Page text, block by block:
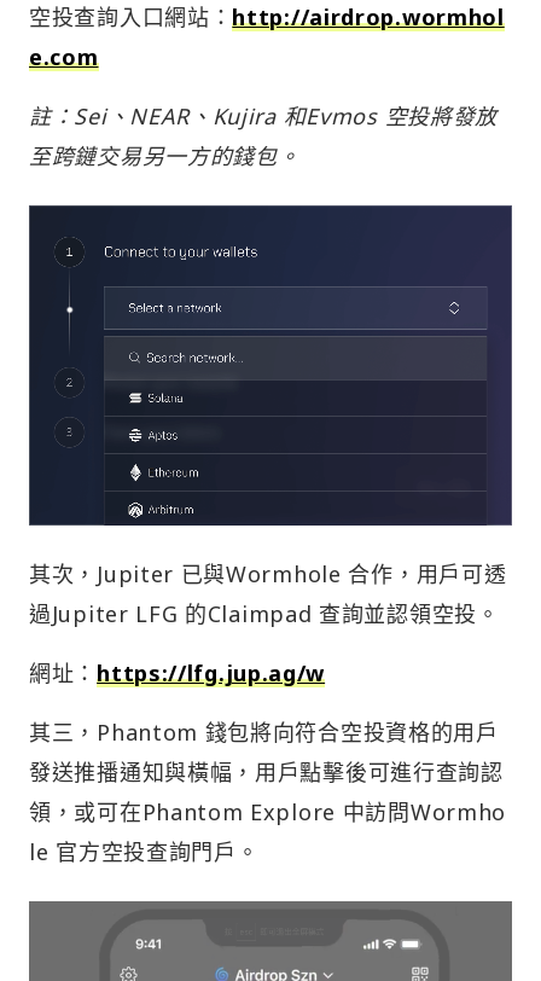
空投查詢入口網站：http://airdrop.wormhol
e.com
註：Sei、NEAR、Kujira 和Evmos 空投將發放
至跨鏈交易另一方的錢包。
其次，Jupiter 已與Wormhole 合作，用戶可透
過Jupiter LFG 的Claimpad 查詢並認領空投。
網址：https://lfg.jup.ag/w
其三，Phantom 錢包將向符合空投資格的用戶
發送推播通知與橫幅，用戶點擊後可進行查詢認
領，或可在Phantom Explore 中訪問Wormho
le 官方空投查詢門戶。